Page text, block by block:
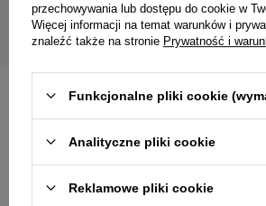
ZAPISZ SIĘ
Dostawa ZamówienieZwroty
przechowywania lub dostępu do cookie w
Więcej informacji na temat warunków i
znaleźć także na stronie Prywatność i
Funkcjonalne pliki cookie
Analityczne pliki cookie
Reklamowe pliki cookie